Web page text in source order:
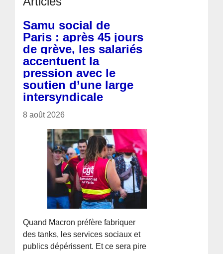
Samu social de
Paris : après 45 jours
de grève, les salariés
accentuent la
pression avec le
soutien d’une large
intersyndicale
8 août 2026
Quand Macron préfère fabriquer
des tanks, les services sociaux et
publics dépérissent. Et ce sera pire